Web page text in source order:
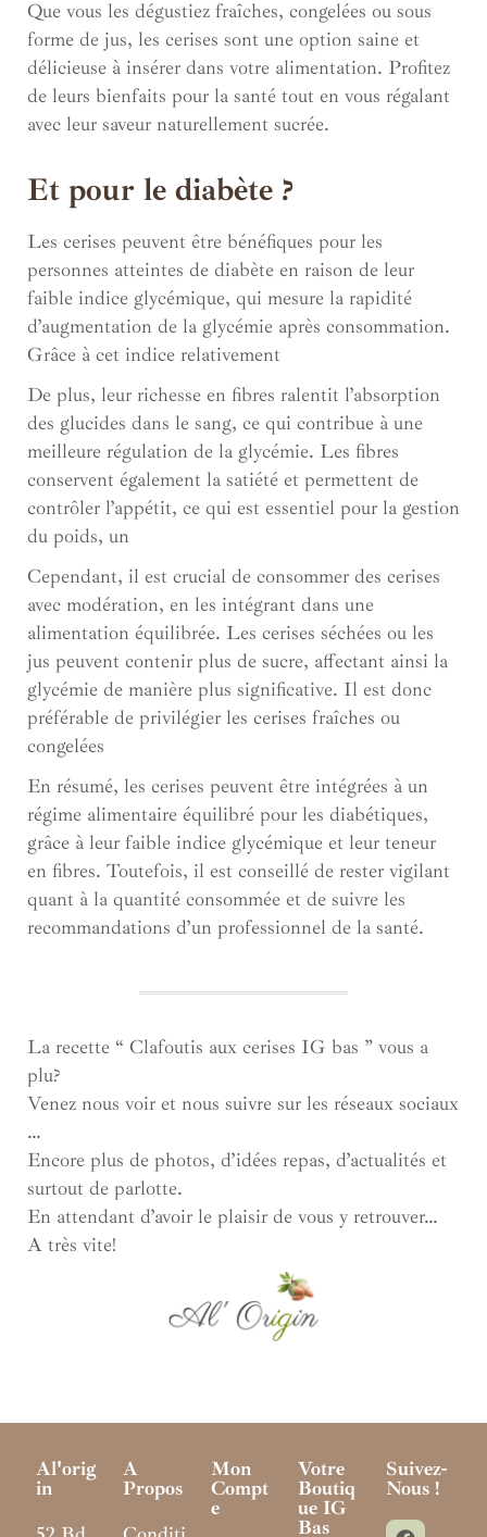
Que vous les dégustiez fraîches, congelées ou sous
forme de jus, les cerises sont une option saine et
délicieuse à insérer dans votre alimentation. Profitez
de leurs bienfaits pour la santé tout en vous régalant
avec leur saveur naturellement sucrée.
Et pour le diabète ?
Les cerises peuvent être bénéfiques pour les
personnes atteintes de diabète en raison de leur
faible indice glycémique, qui mesure la rapidité
d’augmentation de la glycémie après consommation.
Grâce à cet indice relativement
De plus, leur richesse en fibres ralentit l’absorption
des glucides dans le sang, ce qui contribue à une
meilleure régulation de la glycémie. Les fibres
conservent également la satiété et permettent de
contrôler l’appétit, ce qui est essentiel pour la gestion
du poids, un
Cependant, il est crucial de consommer des cerises
avec modération, en les intégrant dans une
alimentation équilibrée. Les cerises séchées ou les
jus peuvent contenir plus de sucre, affectant ainsi la
glycémie de manière plus significative. Il est donc
préférable de privilégier les cerises fraîches ou
congelées
En résumé, les cerises peuvent être intégrées à un
régime alimentaire équilibré pour les diabétiques,
grâce à leur faible indice glycémique et leur teneur
en fibres. Toutefois, il est conseillé de rester vigilant
quant à la quantité consommée et de suivre les
recommandations d’un professionnel de la santé.
La recette “ Clafoutis aux cerises IG bas ” vous a
plu?
Venez nous voir et nous suivre sur les réseaux sociaux
…
Encore plus de photos, d’idées repas, d’actualités et
surtout de parlotte.
En attendant d’avoir le plaisir de vous y retrouver…
A très vite!
Al'orig
In
A
Propos
Mon
Compt
E
Votre
Boutiq
Ue IG
Bas
Suivez-
Nous !